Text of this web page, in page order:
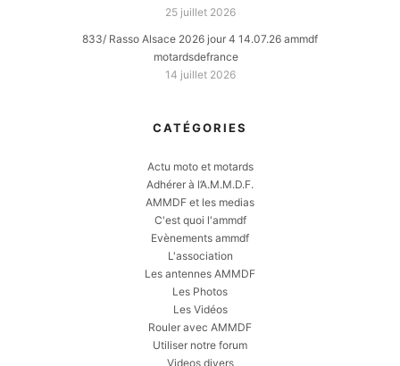
25 juillet 2026
833/ Rasso Alsace 2026 jour 4 14.07.26 ammdf
motardsdefrance
14 juillet 2026
CATÉGORIES
Actu moto et motards
Adhérer à l’A.M.M.D.F.
AMMDF et les medias
C'est quoi l'ammdf
Evènements ammdf
L'association
Les antennes AMMDF
Les Photos
Les Vidéos
Rouler avec AMMDF
Utiliser notre forum
Videos divers